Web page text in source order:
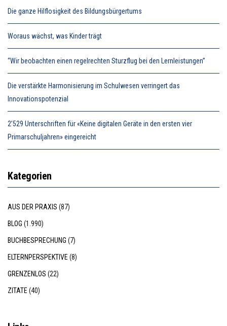
Die ganze Hilflosigkeit des Bildungsbürgertums
Woraus wächst, was Kinder trägt
“Wir beobachten einen regelrechten Sturzflug bei den Lernleistungen”
Die verstärkte Harmonisierung im Schulwesen verringert das
Innovationspotenzial
2’529 Unterschriften für «Keine digitalen Geräte in den ersten vier
Primarschuljahren» eingereicht
Kategorien
AUS DER PRAXIS (87)
BLOG (1.990)
BUCHBESPRECHUNG (7)
ELTERNPERSPEKTIVE (8)
GRENZENLOS (22)
ZITATE (40)